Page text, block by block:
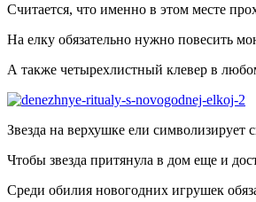
Считается, что именно в этом месте
На елку обязательно нужно повесить
А также четырехлистный клевер в
Звезда на верхушке ели символизирует
Чтобы звезда притянула в дом еще и
Среди обилия новогодних игрушек